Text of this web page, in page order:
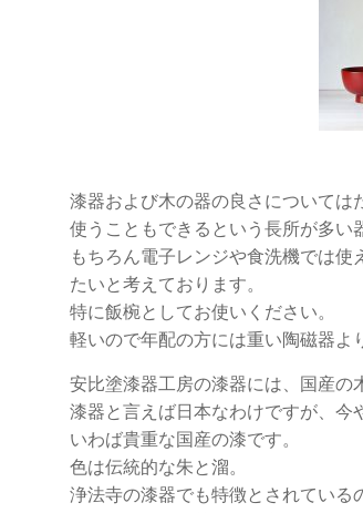
漆器および木の器の良さについては
使うこともできるという長所が多い
もちろん電子レンジや食洗機では
たいと考えております。
特に飯椀としてお使いください。
軽いので年配の方には重い陶磁器よ
安比塗漆器工房の漆器には、国産の
漆器と言えば日本なわけですが、今
いわば貴重な国産の漆です。
色は伝統的な朱と溜。
浄法寺の漆器でも特徴とされている